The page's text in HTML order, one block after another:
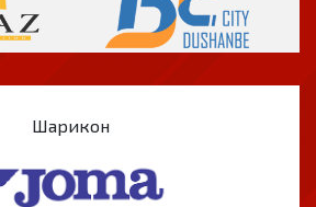
Шарикон